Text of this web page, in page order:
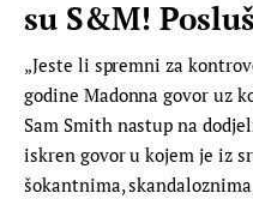
su S&M!
„Jeste li spremni za
godine Madonna govor uz
Sam Smith nastup na
iskren govor u kojem je iz
šokantnima,